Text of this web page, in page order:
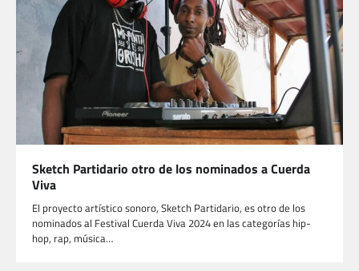
Sketch Partidario otro de los nominados a Cuerda
Viva
El proyecto artístico sonoro, Sketch Partidario, es otro de los
nominados al Festival Cuerda Viva 2024 en las categorías hip-
hop, rap, música…